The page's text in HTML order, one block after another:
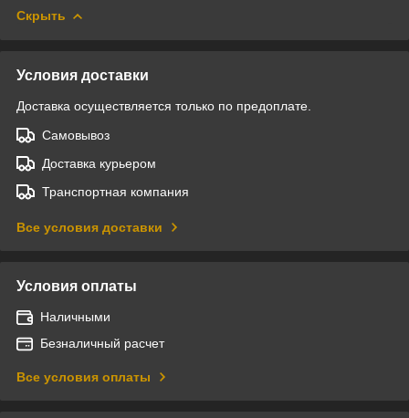
Скрыть
Условия доставки
Доставка осуществляется только по предоплате.
Самовывоз
Доставка курьером
Транспортная компания
Все условия доставки
Условия оплаты
Наличными
Безналичный расчет
Все условия оплаты